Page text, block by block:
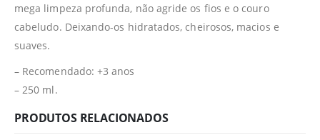
mega limpeza profunda, não agride os fios e o couro
cabeludo. Deixando-os hidratados, cheirosos, macios e
suaves.
– Recomendado: +3 anos
– 250 ml.
PRODUTOS RELACIONADOS